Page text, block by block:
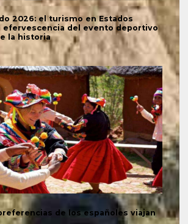
2026: el turismo en Estados
efervescencia del evento deportivo
la historia
de los españoles viajan